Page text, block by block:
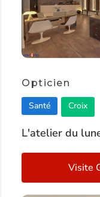
Opticien
Santé
Croix
L'atelier du
Visite